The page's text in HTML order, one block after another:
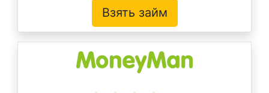
Взять займ